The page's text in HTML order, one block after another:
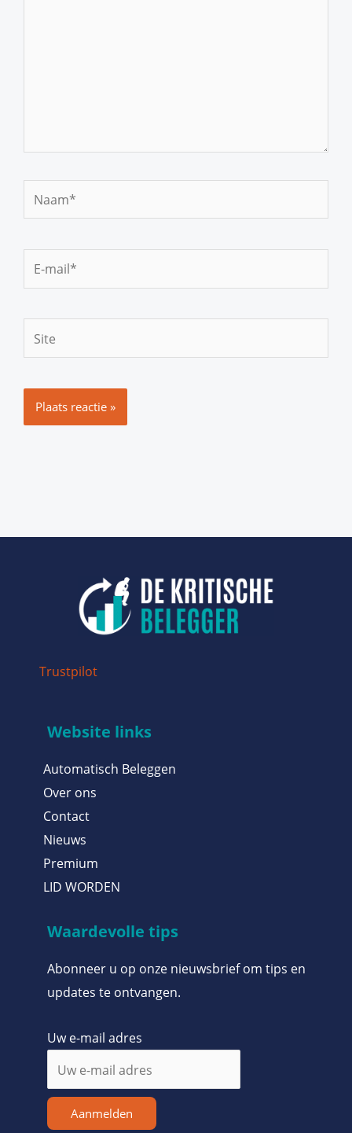
Naam*
mail*
Trustpilot
Website links
Automatisch Beleggen
Over ons
Contact
Nieuws
Premium
LID WORDEN
Waardevolle tips
Abonneer u op onze nieuwsbrief om tips en
updates te ontvangen.
Uw e-mail adres
Aanmelden